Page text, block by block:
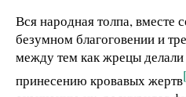
Вся народная толпа, вместе
безумном благоговении и
между тем как жрецы делали
принесению кровавых жертв